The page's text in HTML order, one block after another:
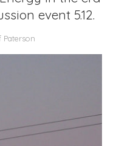
event 5.12.
Paterson